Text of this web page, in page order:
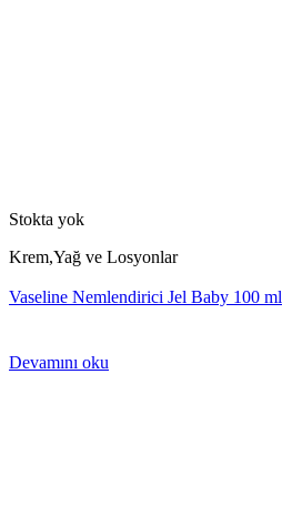
Stokta yok
Krem,Yağ ve Losyonlar
Vaseline Nemlendirici Jel Baby 100 ml
Devamını oku